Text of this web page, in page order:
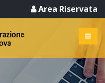
Area Riservata